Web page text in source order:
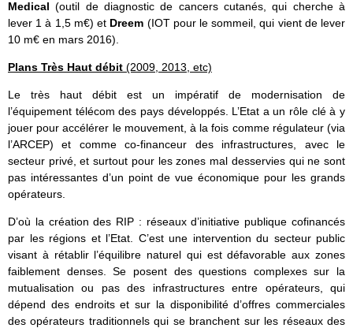
Medical (outil de diagnostic de cancers cutanés, qui cherche à
lever 1 à 1,5 m€) et Dreem (IOT pour le sommeil, qui vient de lever
10 m€ en mars 2016).
Plans Très Haut débit (2009, 2013, etc)
Le très haut débit est un impératif de modernisation de
l’équipement télécom des pays développés. L’Etat a un rôle clé à y
jouer pour accélérer le mouvement, à la fois comme régulateur (via
l’ARCEP) et comme co-financeur des infrastructures, avec le
secteur privé, et surtout pour les zones mal desservies qui ne sont
pas intéressantes d’un point de vue économique pour les grands
opérateurs.
D’où la création des RIP : réseaux d’initiative publique cofinancés
par les régions et l’Etat. C’est une intervention du secteur public
visant à rétablir l’équilibre naturel qui est défavorable aux zones
faiblement denses. Se posent des questions complexes sur la
mutualisation ou pas des infrastructures entre opérateurs, qui
dépend des endroits et sur la disponibilité d’offres commerciales
des opérateurs traditionnels qui se branchent sur les réseaux des